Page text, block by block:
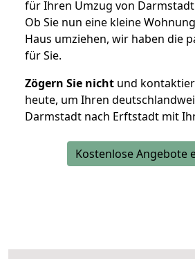
für Ihren Umzug von
Ob Sie nun eine kleine
Haus umziehen, wir haben die
für Sie.
Zögern Sie nicht und
heute, um Ihren
Darmstadt nach Erftstadt mit
Kostenlose Angebote